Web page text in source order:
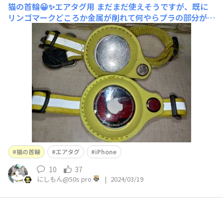
猫の首輪😀✨エアタグ用 まだまだ使えそうですが、既に
リンゴマークどころか金属が削れて何やらプラの部分が見
えてきてます😅ピカピカの首輪😀✨新しい匂いがしたのか
嫌がってました😿 結構便利なエアタグ😀📳✨ iPhone比
率が高い地域ならお勧め😀✨ウチの近くでは、、、あまり
居ないのかな😅⁉️&nbs
猫の首輪 エアタグ iPhone
10 37
にしもん@50s pro | 2024/03/19